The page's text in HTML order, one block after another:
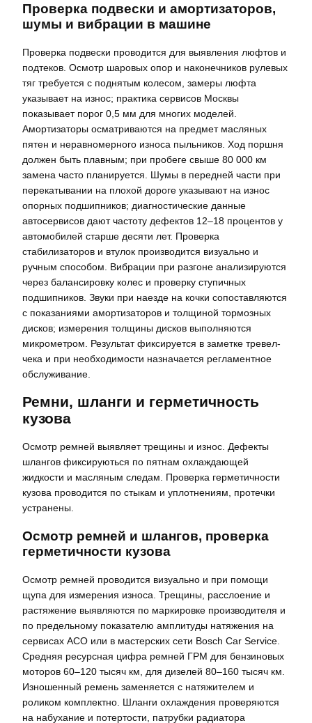
Проверка подвески и амортизаторов,
шумы и вибрации в машине
Проверка подвески проводится для выявления люфтов и
подтеков. Осмотр шаровых опор и наконечников рулевых
тяг требуется с поднятым колесом, замеры люфта
указывает на износ; практика сервисов Москвы
показывает порог 0,5 мм для многих моделей.
Амортизаторы осматриваются на предмет масляных
пятен и неравномерного износа пыльников. Ход поршня
должен быть плавным; при пробеге свыше 80 000 км
замена часто планируется. Шумы в передней части при
перекатывании на плохой дороге указывают на износ
опорных подшипников; диагностические данные
автосервисов дают частоту дефектов 12–18 процентов у
автомобилей старше десяти лет. Проверка
стабилизаторов и втулок производится визуально и
ручным способом. Вибрации при разгоне анализируются
через балансировку колес и проверку ступичных
подшипников. Звуки при наезде на кочки сопоставляются
с показаниями амортизаторов и толщиной тормозных
дисков; измерения толщины дисков выполняются
микрометром. Результат фиксируется в заметке тревел-
чека и при необходимости назначается регламентное
обслуживание.
Ремни, шланги и герметичность
кузова
Осмотр ремней выявляет трещины и износ. Дефекты
шлангов фиксируються по пятнам охлаждающей
жидкости и масляным следам. Проверка герметичности
кузова проводится по стыкам и уплотнениям, протечки
устранены.
Осмотр ремней и шлангов, проверка
герметичности кузова
Осмотр ремней проводится визуально и при помощи
щупа для измерения износа. Трещины, расслоение и
растяжение выявляются по маркировке производителя и
по предельному показателю амплитуды натяжения на
сервисах АСО или в мастерских сети Bosch Car Service.
Средняя ресурсная цифра ремней ГРМ для бензиновых
моторов 60–120 тысяч км, для дизелей 80–160 тысяч км.
Изношенный ремень заменяется с натяжителем и
роликом комплектно. Шланги охлаждения проверяются
на набухание и потертости, патрубки радиатора